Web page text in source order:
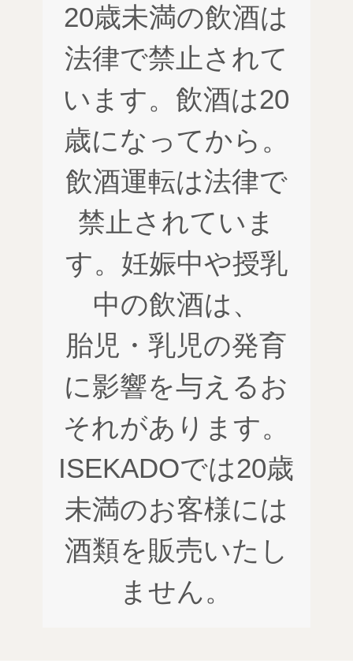
20歳未満の飲酒は
法律で禁止されて
います。飲酒は20
歳になってから。
飲酒運転は法律で
禁止されていま
す。妊娠中や授乳
中の飲酒は、
胎児・乳児の発育
に影響を与えるお
それがあります。
ISEKADOでは20歳
未満のお客様には
酒類を販売いたし
ません。